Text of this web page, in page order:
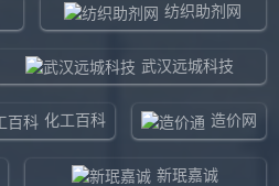
纺织助剂网
武汉远城科技
化工百科 造价网
新珉嘉诚